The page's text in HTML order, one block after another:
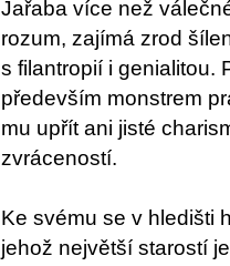
Jařaba více než
rozum, zajímá zrod
s filantropií i genialitou.
především monstrem
mu upřít ani jisté
zvráceností.
Ke svému se v hledišti
jehož největší starostí